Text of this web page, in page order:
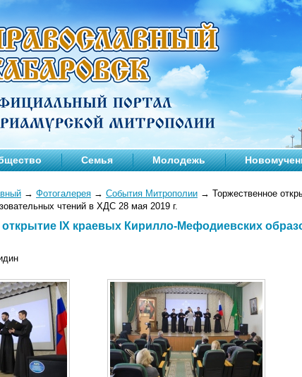
Семья Молодежь
→ Фотогалерея → События Митрополии → Торжественное
чтений в ХДС 28 мая 2019 г.
IX краевых Кирилло-Мефодиевских